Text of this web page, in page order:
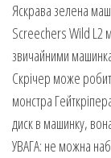
Яскрава зелена
Screechers Wild L2
звичайними
Скрічер може
монстра
диск в машинку,
УВАГА: не можна